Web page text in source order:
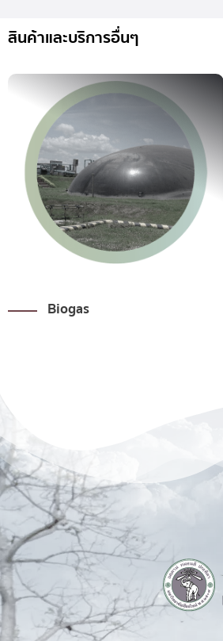
สินค้าและบริการอื่นๆ
Renewable energy and